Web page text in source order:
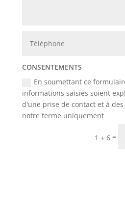
CONSENTEMENTS
En soumettant ce
informations saisies soient
d'une prise de contact et à
notre ferme uniquement
1 + 6 =